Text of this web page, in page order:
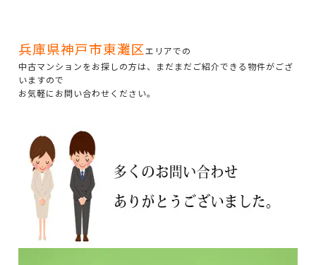
兵庫県神戸市東灘区エリアでの
中古マンションをお探しの方は、まだまだご紹介できる物件がござ
いますので
お気軽にお問い合わせください。